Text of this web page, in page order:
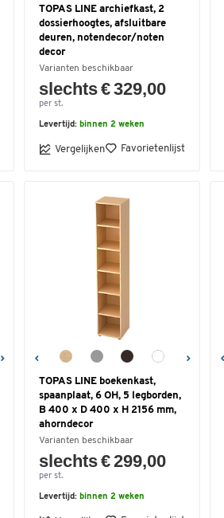
TOPAS LINE archiefkast, 2
dossierhoogtes, afsluitbare
deuren, notendecor/noten
decor
Varianten beschikbaar
slechts € 329,00
per st.
Levertijd: binnen 2 weken
Vergelijken Favorietenlijst
TOPAS LINE boekenkast,
spaanplaat, 6 OH, 5 legborden,
B 400 x D 400 x H 2156 mm,
ahorndecor
Varianten beschikbaar
slechts € 299,00
per st.
Levertijd: binnen 2 weken